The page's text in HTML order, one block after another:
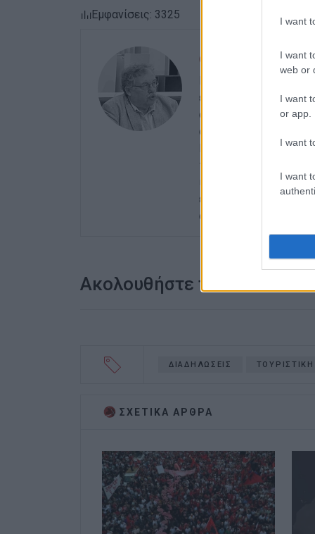
I want
I want
web or
I want
or app.
I want
I want
Εμφανίσεις: 3325
ΓΙΩΡΓΟΣ
εργαστεί ως
αρχές της δεκαετίας
αθηναϊκές
Περιφερειακών
του γενικού
ισχυρότερη
ενδιαφέρον του για τα
ανιδιοτελής
Ακολουθήστε το enimerosi
ΔΙΑΔΗΛΩΣΕΙΣ
ΣΧΕΤΙΚA AΡΘΡΑ